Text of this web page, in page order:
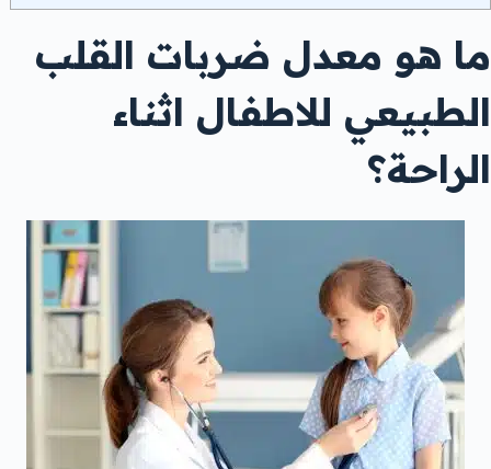
ما هو معدل ضربات القلب
الطبيعي للاطفال اثناء
الراحة؟